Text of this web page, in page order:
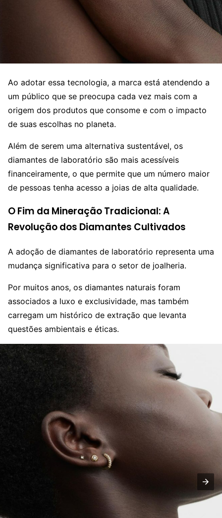
Ao adotar essa tecnologia, a marca está atendendo a
um público que se preocupa cada vez mais com a
origem dos produtos que consome e com o impacto
de suas escolhas no planeta.
Além de serem uma alternativa sustentável, os
diamantes de laboratório são mais acessíveis
financeiramente, o que permite que um número maior
de pessoas tenha acesso a joias de alta qualidade.
O Fim da Mineração Tradicional: A
Revolução dos Diamantes Cultivados
A adoção de diamantes de laboratório representa uma
mudança significativa para o setor de joalheria.
Por muitos anos, os diamantes naturais foram
associados a luxo e exclusividade, mas também
carregam um histórico de extração que levanta
questões ambientais e éticas.